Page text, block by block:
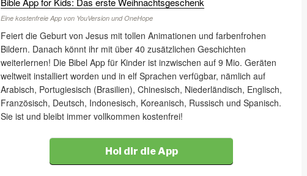
Eine kostenfreie App von YouVersion und OneHope
Feiert die Geburt von Jesus mit tollen Animationen und farbenfrohen
Bildern. Danach könnt ihr mit über 40 zusätzlichen Geschichten
weiterlernen! Die Bibel App für Kinder ist inzwischen auf 9 Mio. Geräten
weltweit installiert worden und in elf Sprachen verfügbar, nämlich auf
Arabisch, Portugiesisch (Brasilien), Chinesisch, Niederländisch, Englisch,
Französisch, Deutsch, Indonesisch, Koreanisch, Russisch und Spanisch.
Sie ist und bleibt immer vollkommen kostenfrei!
Hol dir die App